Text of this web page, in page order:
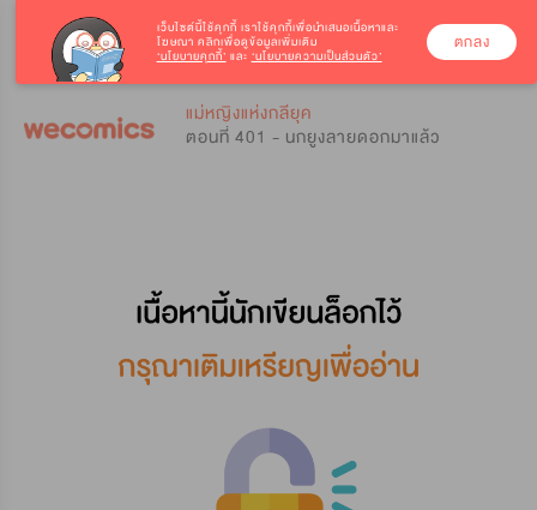
แม่หญิงแห่งกลียุค
ตอนที่ 401 - นกยูงลายดอกมาแล้ว
เว็บไซต์นี้ใช้คุกกี้ เราใช้คุกกี้เพื่อนำเสนอเนื้อหาและ
โฆษณา คลิกเพื่อดูข้อมูลเพิ่มเติม
‘นโยบายคุกกี้’ และ ‘นโยบายความเป็นส่วนตัว’
ตกลง